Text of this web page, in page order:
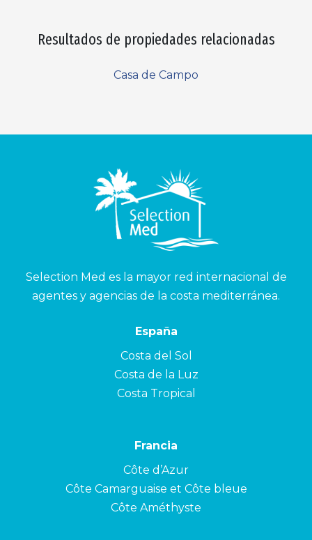
Resultados de propiedades relacionadas
Casa de Campo
Selection Med es la mayor red internacional de
agentes y agencias de la costa mediterránea.
España
Costa del Sol
Costa de la Luz
Costa Tropical
Francia
Côte d’Azur
Côte Camarguaise et Côte bleue
Côte Améthyste